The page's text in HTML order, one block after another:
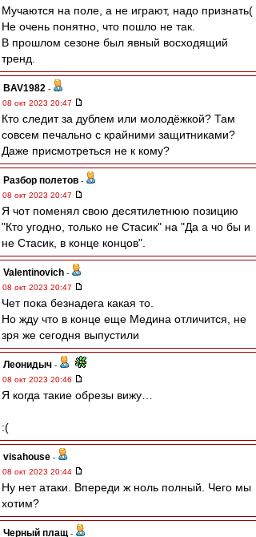
Мучаются на поле, а не играют, надо признать(
Не очень понятно, что пошло не так.
В прошлом сезоне был явный восходящий
тренд.
BAV1982 -
08 окт 2023 20:47
Кто следит за дублем или молодёжкой? Там
совсем печально с крайними защитниками?
Даже присмотреться не к кому?
Разбор полетов -
08 окт 2023 20:47
Я чот поменял свою десятилетнюю позицию
"Кто угодно, только не Стасик" на "Да а чо бы и
не Стасик, в конце концов".
Valentinovich -
08 окт 2023 20:47
Чет пока безнадега какая то.
Но жду что в конце еще Медина отличится, не
зря же сегодня выпустили
Леонидыч -
08 окт 2023 20:46
Я когда такие обрезы вижу…
:(
visahouse -
08 окт 2023 20:44
Ну нет атаки. Впереди ж ноль полный. Чего мы
хотим?
Черный плащ -